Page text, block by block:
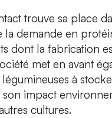
trouve sa place
la demande en
dont la fabrication
met en avant
à
impact
cultures.